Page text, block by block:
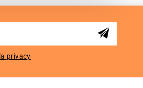
privacy